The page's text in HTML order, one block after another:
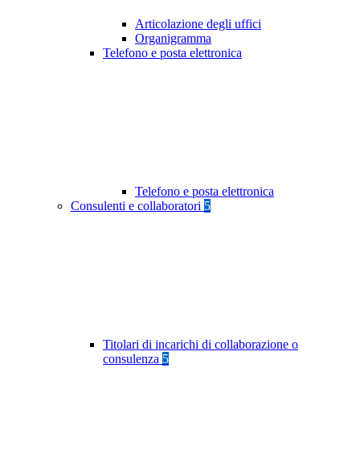
Articolazione degli uffici
Organigramma
Telefono e posta elettronica
Telefono e posta elettronica
Consulenti e collaboratori 5
Titolari di incarichi di collaborazione o
consulenza 5